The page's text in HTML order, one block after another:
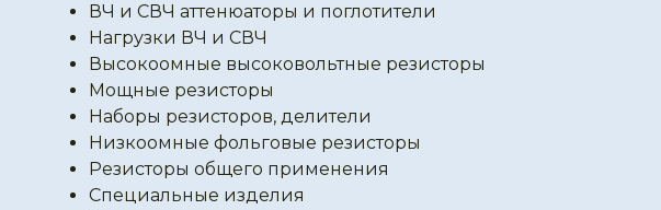
ВЧ и СВЧ аттенюаторы и поглотители
Нагрузки ВЧ и СВЧ
Высокоомные высоковольтные резисторы
Мощные резисторы
Наборы резисторов, делители
Низкоомные фольговые резисторы
Резисторы общего применения
Специальные изделия